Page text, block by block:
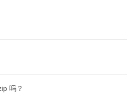
吗？